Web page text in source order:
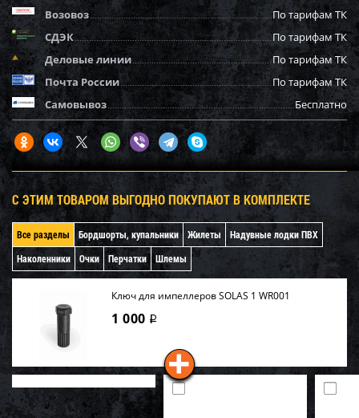
Возовоз
По тарифам ТК
СДЭК
По тарифам ТК
Деловые линии
По тарифам ТК
Почта России
По тарифам ТК
Самовывоз
Бесплатно
С ЭТИМ ТОВАРОМ ВЫГОДНО ПОКУПАЮТ В КОМПЛЕКТЕ
Все разделы Бордшорты, купальники Жилеты
Надувные лодки ПВХ
Наколенники
Очки Перчатки Шлемы
Ключ для импеллеров SOLAS 1 WR001
1 000 i